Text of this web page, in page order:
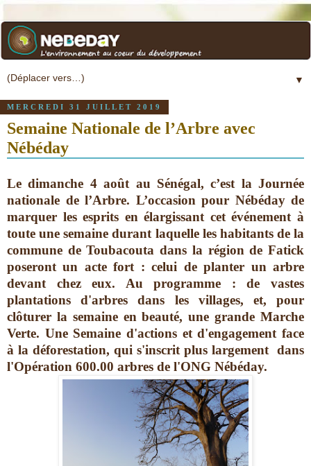
▼
MERCREDI 31 JUILLET 2019
Semaine Nationale de l’Arbre avec
Nébéday
Le dimanche 4 août au Sénégal, c’est la Journée
nationale de l’Arbre. L’occasion pour Nébéday de
marquer les esprits en élargissant cet événement à
toute une semaine durant laquelle les habitants de la
commune de Toubacouta dans la région de Fatick
poseront un acte fort : celui de planter un arbre
devant chez eux. Au programme : de vastes
plantations d'arbres dans les villages, et, pour
clôturer la semaine en beauté, une grande Marche
Verte. Une Semaine d'actions et d'engagement face
à la déforestation, qui s'inscrit plus largement dans
l'Opération 600.00 arbres de l'ONG Nébéday.